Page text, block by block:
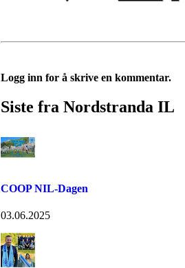
Logg inn for å skrive en kommentar.
Siste fra Nordstranda IL
COOP NIL-Dagen
03.06.2025